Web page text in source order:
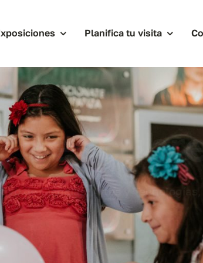
Planifica tu visita
de Ciencias, Artes y